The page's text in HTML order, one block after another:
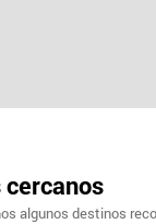
cercanos
algunos destinos